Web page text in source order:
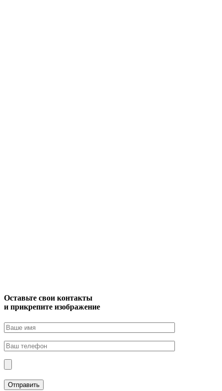
Оставьте свои контакты
и прикрепите изображение